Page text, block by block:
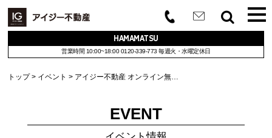
HAMAMATSU
営業時間 10:00~18:00 0120-339-773 毎週火・水曜定休日
トップ イベント アイジー不動産 オンライン無…
EVENT